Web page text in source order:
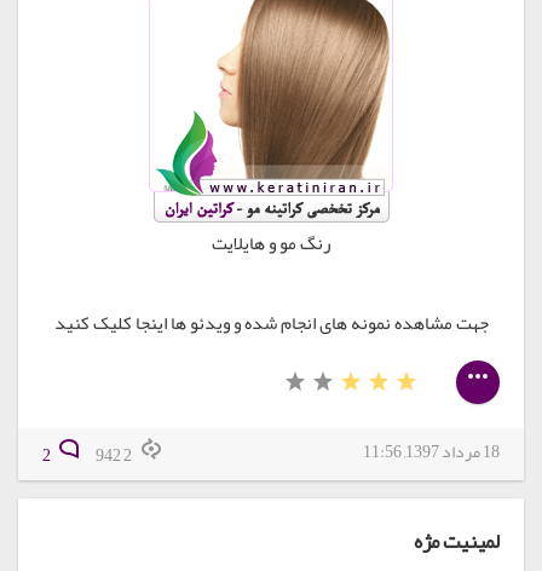
رنگ مو و هایلایت
جهت مشاهده نمونه های انجام شده و ویدئو ها اینجا کلیک کنید
18 مرداد 1397, 11:56
لمینیت مژه